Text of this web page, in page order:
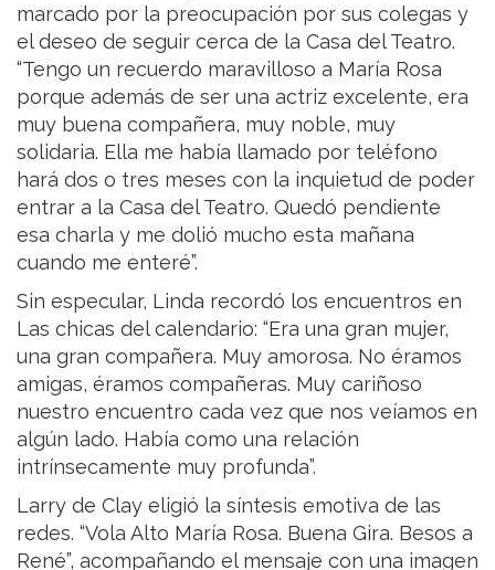
marcado por la preocupación por sus colegas y
el deseo de seguir cerca de la Casa del Teatro.
“Tengo un recuerdo maravilloso a María Rosa
porque además de ser una actriz excelente, era
muy buena compañera, muy noble, muy
solidaria. Ella me había llamado por teléfono
hará dos o tres meses con la inquietud de poder
entrar a la Casa del Teatro. Quedó pendiente
esa charla y me dolió mucho esta mañana
cuando me enteré”.
Sin especular, Linda recordó los encuentros en
Las chicas del calendario: “Era una gran mujer,
una gran compañera. Muy amorosa. No éramos
amigas, éramos compañeras. Muy cariñoso
nuestro encuentro cada vez que nos veíamos en
algún lado. Había como una relación
intrínsecamente muy profunda”.
Larry de Clay eligió la síntesis emotiva de las
redes. “Vola Alto María Rosa. Buena Gira. Besos a
René”, acompañando el mensaje con una imagen